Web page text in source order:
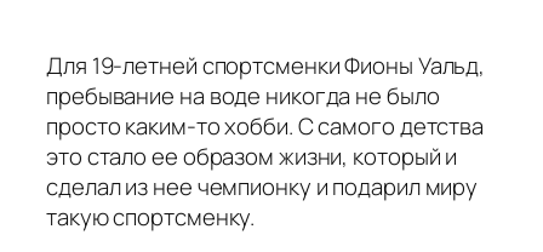
Для 19-летней спортсменки Фионы Уальд,
пребывание на воде никогда не было
просто каким-то хобби. С самого детства
это стало ее образом жизни, который и
сделал из нее чемпионку и подарил миру
такую спортсменку.